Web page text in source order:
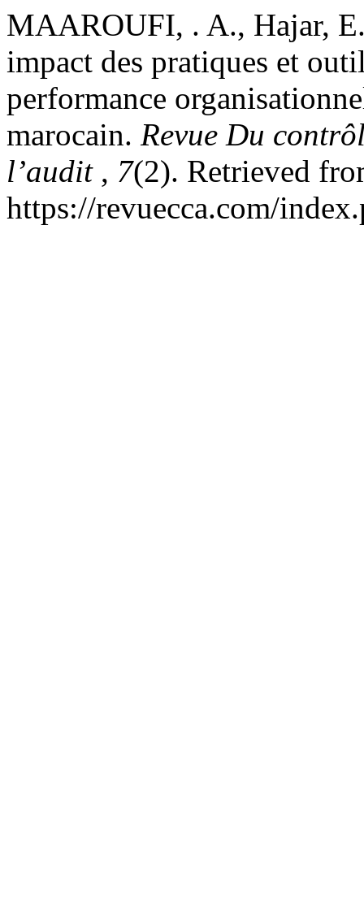
MAAROUFI, . A., Hajar,
impact des pratiques et
performance
marocain. Revue Du
l’audit , 7(2). Retrieved
https://revuecca.com/